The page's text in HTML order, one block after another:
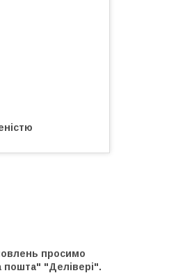
просимо
пошта" "Делівері".